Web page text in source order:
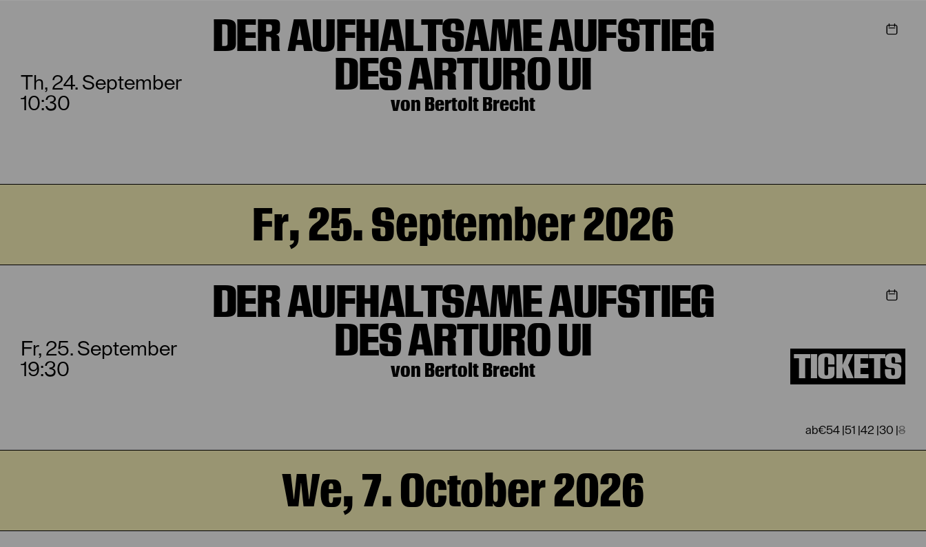
Th, 24. September
10:30
DER AUFHALTSAME AUFSTIEG
DES ARTURO UI
von Bertolt Brecht
Fr, 25. September 2026
Fr, 25. September
19:30
DER AUFHALTSAME AUFSTIEG
DES ARTURO UI
von Bertolt Brecht TICKETS
€54 51 42 30 8
We, 7. October 2026